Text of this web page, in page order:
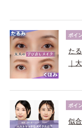
ポイ
た
｜
ポイ
似